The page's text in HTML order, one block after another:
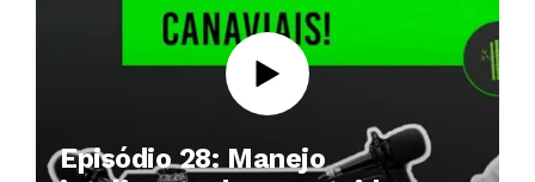
Episódio 28: Manejo